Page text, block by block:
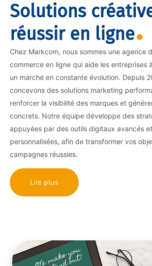
Solutions
réussir en ligne
Chez Markcom, nous sommes une agence
commerce en ligne qui aide les entreprises
un marché en constante évolution. Depuis
concevons des solutions marketing
renforcer la visibilité des marques et
concrets. Notre équipe développe des
appuyées par des outils digitaux avancés
personnalisées, afin de transformer vos
campagnes réussies.
Lire plus